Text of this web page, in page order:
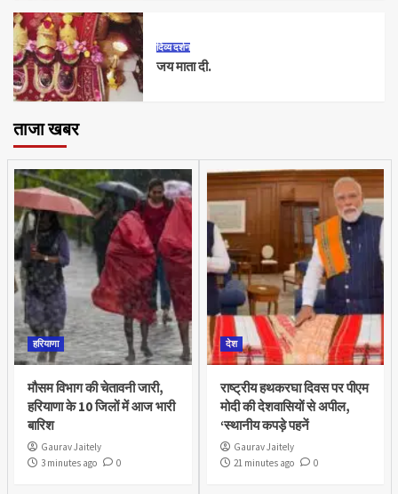
दिव्य दर्शन
जय माता दी.
ताजा खबर
हरियाणा
मौसम विभाग की चेतावनी जारी,
हरियाणा के 10 जिलों में आज भारी
बारिश
Gaurav Jaitely
3 minutes ago
0
देश
राष्ट्रीय हथकरघा दिवस पर पीएम
मोदी की देशवासियों से अपील,
‘स्थानीय कपड़े पहनें
Gaurav Jaitely
21 minutes ago
0